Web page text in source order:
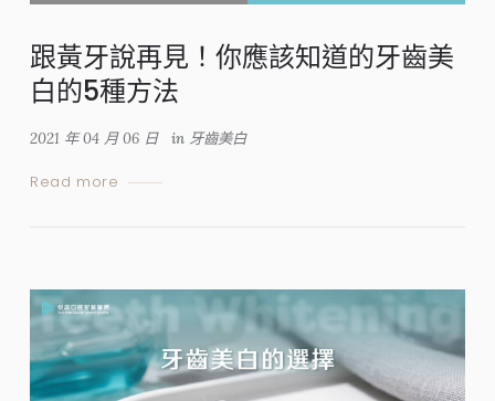
跟黃牙說再見！你應該知道的牙齒美
白的5種方法
2021 年 04 月 06 日 in 牙齒美白
Read more